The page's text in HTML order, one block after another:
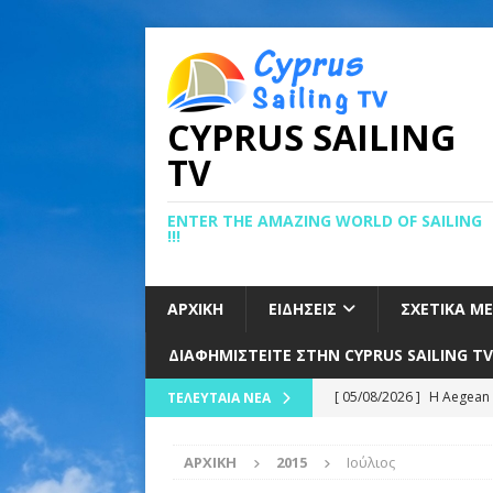
CYPRUS SAILING
TV
ENTER THE AMAZING WORLD OF SAILING
!!!
ΑΡΧΙΚΉ ΕΙΔΉΣΕΙΣ ΣΧΕΤΙΚΆ
ΔΙΑΦΗΜΙΣΤΕΊΤΕ ΣΤΗΝ CYPRUS SAILING TV
ΤΕΛΕΥΤΑΊΑ ΝΈΑ [ 05/08/2026 ] Η Aegean
[ 05/08/2026 ]
ΑΡΧΙΚΉ 2015 Ιούλιος